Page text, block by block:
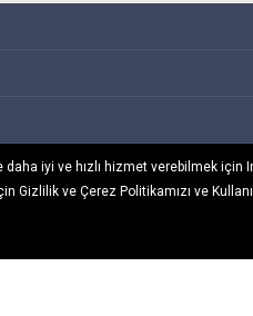
daha iyi ve hızlı hizmet verebilmek
Gizlilik ve Çerez Politikamızı ve